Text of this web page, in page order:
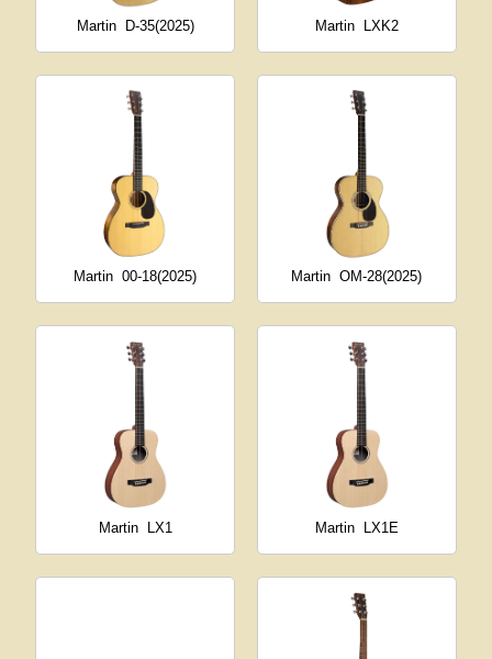
Martin D-35(2025) Martin LXK2
Martin 00-18(2025) Martin OM-28(2025)
Martin LX1 Martin LX1E